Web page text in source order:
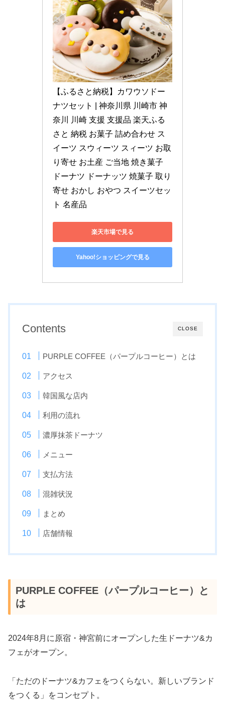
【ふるさと納税】カワウソドー
ナツセット | 神奈川県 川崎市 神
奈川 川崎 支援 支援品 楽天ふる
さと 納税 お菓子 詰め合わせ ス
イーツ スウィーツ スィーツ お取
り寄せ お土産 ご当地 焼き菓子
ドーナツ ドーナッツ 焼菓子 取り
寄せ おかし おやつ スイーツセッ
ト 名産品
楽天市場で見る
Yahoo!ショッピングで見る
CLOSE
Contents
PURPLE COFFEE（パープルコーヒー）とは
アクセス
韓国風な店内
利用の流れ
濃厚抹茶ドーナツ
メニュー
支払方法
混雑状況
まとめ
店舗情報
PURPLE COFFEE（パープルコーヒー）と
は
2024年8月に原宿・神宮前にオープンした生ドーナツ&カ
フェがオープン。
「ただのドーナツ&カフェをつくらない。新しいブランド
をつくる」をコンセプト。